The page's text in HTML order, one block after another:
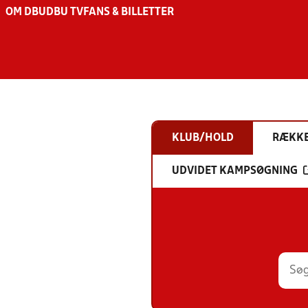
OM DBU DBU TV FANS & BILLETTER
KLUB/HOLD
UDVIDET KAMPSØGNING